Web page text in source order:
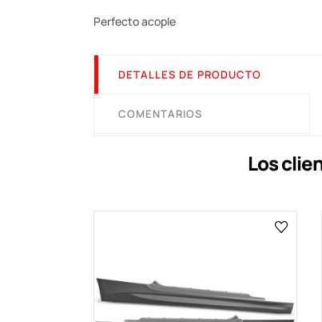
Perfecto acople
DETALLES DE PRODUCTO
COMENTARIOS
Los